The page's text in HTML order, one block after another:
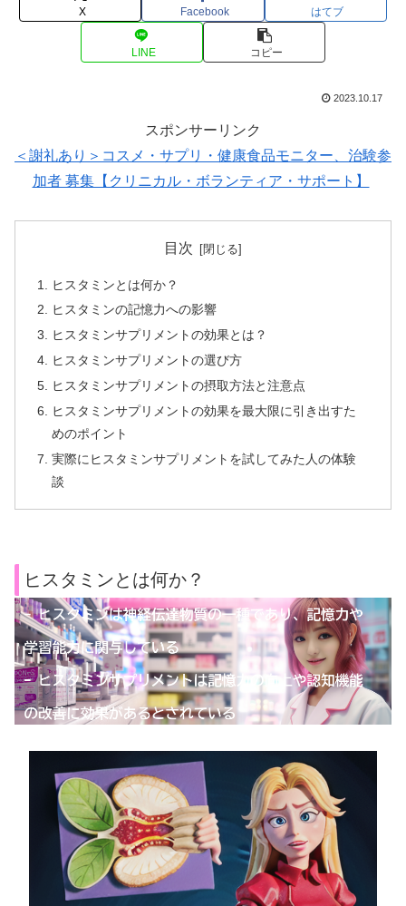
X Facebook はてブ
LINE コピー
2023.10.17
スポンサーリンク
＜謝礼あり＞コスメ・サプリ・健康食品モニター、治験参
加者 募集【クリニカル・ボランティア・サポート】
目次
ヒスタミンとは何か？
ヒスタミンの記憶力への影響
ヒスタミンサプリメントの効果とは？
ヒスタミンサプリメントの選び方
ヒスタミンサプリメントの摂取方法と注意点
ヒスタミンサプリメントの効果を最大限に引き出すた
めのポイント
実際にヒスタミンサプリメントを試してみた人の体験
談
ヒスタミンとは何か？